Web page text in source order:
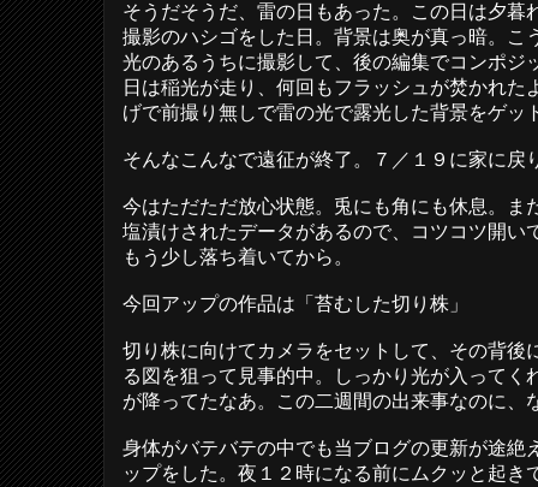
そうだそうだ、雷の日もあった。この日は夕暮
撮影のハシゴをした日。背景は奥が真っ暗。こ
光のあるうちに撮影して、後の編集でコンポジ
日は稲光が走り、何回もフラッシュが焚かれた
げで前撮り無しで雷の光で露光した背景をゲッ
そんなこんなで遠征が終了。７／１９に家に戻
今はただただ放心状態。兎にも角にも休息。ま
塩漬けされたデータがあるので、コツコツ開い
もう少し落ち着いてから。
今回アップの作品は「苔むした切り株」
切り株に向けてカメラをセットして、その背後
る図を狙って見事的中。しっかり光が入ってく
が降ってたなあ。この二週間の出来事なのに、
身体がバテバテの中でも当ブログの更新が途絶
ップをした。夜１２時になる前にムクッと起き